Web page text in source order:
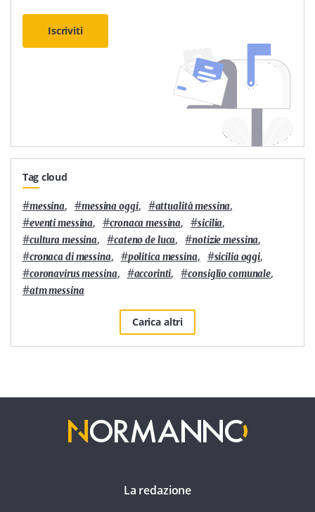
Iscriviti
Tag cloud
#messina, #messina oggi, #attualità messina,
#eventi messina, #cronaca messina, #sicilia,
#cultura messina, #cateno de luca, #notizie messina,
#cronaca di messina, #politica messina, #sicilia oggi,
#coronavirus messina, #accorinti, #consiglio comunale,
#atm messina
Carica altri
La redazione